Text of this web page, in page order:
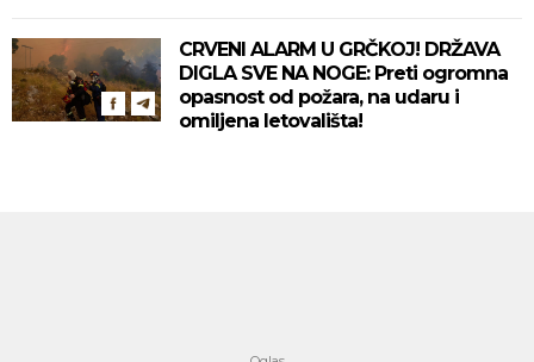
CRVENI ALARM U GRČKOJ! DRŽAVA
DIGLA SVE NA NOGE: Preti ogromna
opasnost od požara, na udaru i
omiljena letovališta!